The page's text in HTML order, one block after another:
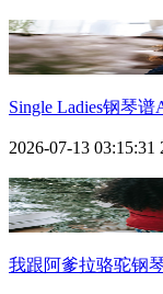
Single Ladies钢琴
2026-07-13 03:15:31
我跟阿爹拉骆驼钢